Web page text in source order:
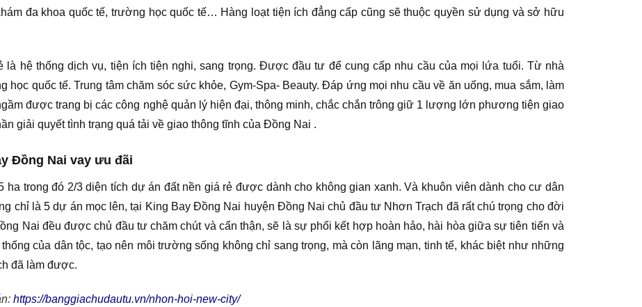
đa khoa quốc tế, trường học quốc tế… Hàng loạt tiện ích đẳng cấp cũng sẽ thuộc quyền sử dụng và sở hữu
là hệ thống dịch vụ, tiện ích tiện nghi, sang trọng. Được đầu tư để cung cấp nhu cầu của mọi lứa tuổi. Từ nhà
học quốc tế. Trung tâm chăm sóc sức khỏe, Gym-Spa- Beauty. Đáp ứng mọi nhu cầu về ăn uống, mua sắm, làm
được trang bị các công nghệ quản lý hiện đại, thông minh, chắc chắn trông giữ 1 lượng lớn phương tiện giao
giải quyết tình trạng quá tải về giao thông tĩnh của Đồng Nai .
Đồng Nai vay ưu đãi
trong đó 2/3 diện tích dự án đất nền giá rẻ được dành cho không gian xanh. Và khuôn viên dành cho cư dân
chỉ là 5 dự án mọc lên, tại King Bay Đồng Nai huyện Đồng Nai chủ đầu tư Nhơn Trạch đã rất chú trọng cho đời
Nai đều được chủ đầu tư chăm chút và cẩn thận, sẽ là sự phối kết hợp hoàn hảo, hài hòa giữa sự tiên tiến và
của dân tộc, tạo nên môi trường sống không chỉ sang trọng, mà còn lãng mạn, tinh tế, khác biệt như những
đã làm được.
https://banggiachudautu.vn/nhon-hoi-new-city/